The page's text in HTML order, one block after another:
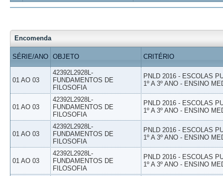
Encomenda
SÉRIE/ANO OBJETO CRITÉRIO
01 AO 03
42392L2928L-
FUNDAMENTOS DE
FILOSOFIA
PNLD 2016 - ESCOLAS
1º A 3º ANO - ENSINO
01 AO 03
42392L2928L-
FUNDAMENTOS DE
FILOSOFIA
PNLD 2016 - ESCOLAS
1º A 3º ANO - ENSINO
01 AO 03
42392L2928L-
FUNDAMENTOS DE
FILOSOFIA
PNLD 2016 - ESCOLAS
1º A 3º ANO - ENSINO
01 AO 03
42392L2928L-
FUNDAMENTOS DE
FILOSOFIA
PNLD 2016 - ESCOLAS
1º A 3º ANO - ENSINO